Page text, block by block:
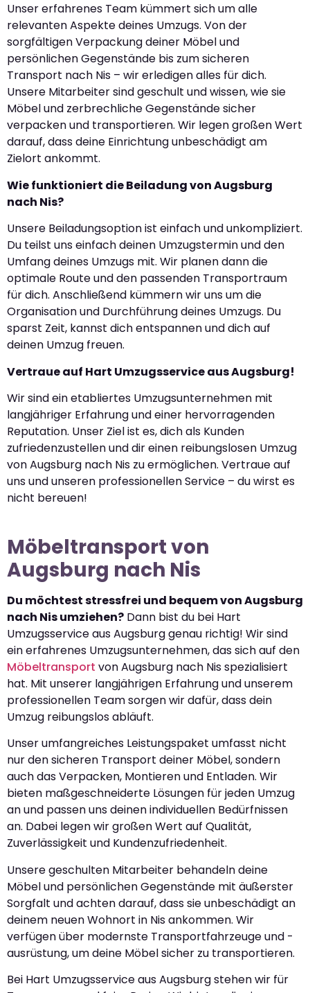
Unser erfahrenes Team kümmert sich um alle
relevanten Aspekte deines Umzugs. Von der
sorgfältigen Verpackung deiner Möbel und
persönlichen Gegenstände bis zum sicheren
Transport nach Nis – wir erledigen alles für dich.
Unsere Mitarbeiter sind geschult und wissen, wie sie
Möbel und zerbrechliche Gegenstände sicher
verpacken und transportieren. Wir legen großen Wert
darauf, dass deine Einrichtung unbeschädigt am
Zielort ankommt.
Wie funktioniert die Beiladung von Augsburg
nach Nis?
Unsere Beiladungsoption ist einfach und unkompliziert.
Du teilst uns einfach deinen Umzugstermin und den
Umfang deines Umzugs mit. Wir planen dann die
optimale Route und den passenden Transportraum
für dich. Anschließend kümmern wir uns um die
Organisation und Durchführung deines Umzugs. Du
sparst Zeit, kannst dich entspannen und dich auf
deinen Umzug freuen.
Vertraue auf Hart Umzugsservice aus Augsburg!
Wir sind ein etabliertes Umzugsunternehmen mit
langjähriger Erfahrung und einer hervorragenden
Reputation. Unser Ziel ist es, dich als Kunden
zufriedenzustellen und dir einen reibungslosen Umzug
von Augsburg nach Nis zu ermöglichen. Vertraue auf
uns und unseren professionellen Service – du wirst es
nicht bereuen!
Möbeltransport von
Augsburg nach Nis
Du möchtest stressfrei und bequem von Augsburg
nach Nis umziehen? Dann bist du bei Hart
Umzugsservice aus Augsburg genau richtig! Wir sind
ein erfahrenes Umzugsunternehmen, das sich auf den
Möbeltransport von Augsburg nach Nis spezialisiert
hat. Mit unserer langjährigen Erfahrung und unserem
professionellen Team sorgen wir dafür, dass dein
Umzug reibungslos abläuft.
Unser umfangreiches Leistungspaket umfasst nicht
nur den sicheren Transport deiner Möbel, sondern
auch das Verpacken, Montieren und Entladen. Wir
bieten maßgeschneiderte Lösungen für jeden Umzug
an und passen uns deinen individuellen Bedürfnissen
an. Dabei legen wir großen Wert auf Qualität,
Zuverlässigkeit und Kundenzufriedenheit.
Unsere geschulten Mitarbeiter behandeln deine
Möbel und persönlichen Gegenstände mit äußerster
Sorgfalt und achten darauf, dass sie unbeschädigt an
deinem neuen Wohnort in Nis ankommen. Wir
verfügen über modernste Transportfahrzeuge und -
ausrüstung, um deine Möbel sicher zu transportieren.
Bei Hart Umzugsservice aus Augsburg stehen wir für